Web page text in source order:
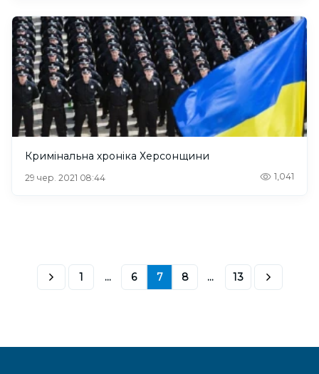
Кримінальна хроніка Херсонщини
29 чер. 2021 08:44 1,041
1 ... 6 7 8 ... 13